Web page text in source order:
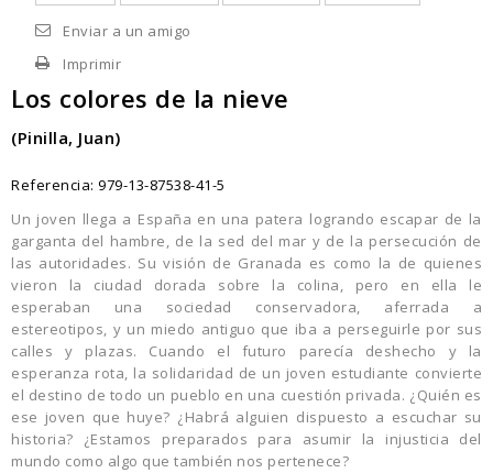
Enviar a un amigo
Imprimir
Los colores de la nieve
(Pinilla, Juan)
Referencia: 979-13-87538-41-5
Un joven llega a España en una patera logrando escapar de la
garganta del hambre, de la sed del mar y de la persecución de
las autoridades. Su visión de Granada es como la de quienes
vieron la ciudad dorada sobre la colina, pero en ella le
esperaban una sociedad conservadora, aferrada a
estereotipos, y un miedo antiguo que iba a perseguirle por sus
calles y plazas. Cuando el futuro parecía deshecho y la
esperanza rota, la solidaridad de un joven estudiante convierte
el destino de todo un pueblo en una cuestión privada. ¿Quién es
ese joven que huye? ¿Habrá alguien dispuesto a escuchar su
historia? ¿Estamos preparados para asumir la injusticia del
mundo como algo que también nos pertenece?